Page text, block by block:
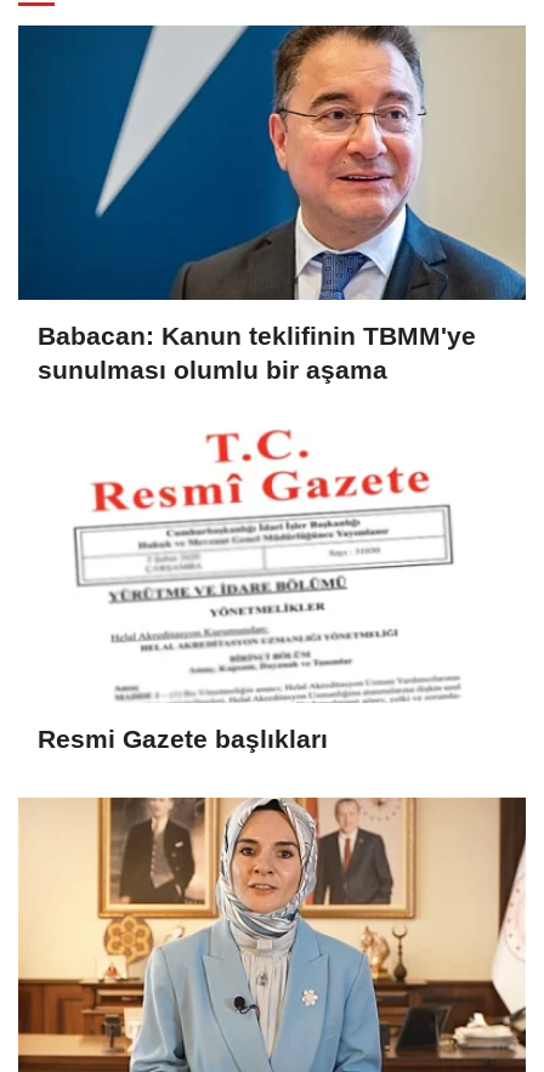
Babacan: Kanun teklifinin TBMM'ye
sunulması olumlu bir aşama
Resmi Gazete başlıkları